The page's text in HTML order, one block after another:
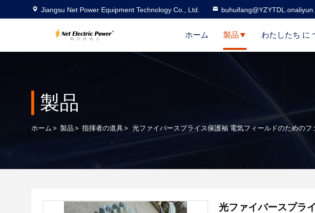
Jiangsu Net Power Equipment Technology Co., Ltd.
ホーム 製品 わたしたち に
製品
ホーム> 製品> 指揮者の道具> 光ファイバースプライス保護袖 電気フィールドのための
光ファイバースプラ